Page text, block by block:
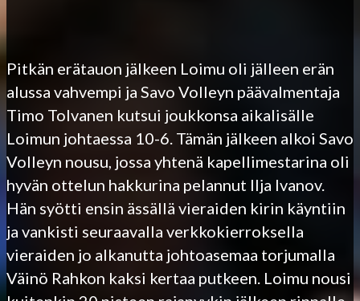
Pitkän erätauon jälkeen Loimu oli jälleen erän
alussa vahvempi ja Savo Volleyn päävalmentaja
Timo Tolvanen kutsui joukkonsa aikalisälle
Loimun johtaessa 10-6. Tämän jälkeen alkoi Savo
Volleyn nousu, jossa yhtenä kapellimestarina oli
hyvän ottelun hakkurina pelannut Ilja Ivanov.
Hän syötti ensin ässällä vieraiden kirin käyntiin
ja vankisti seuraavalla verkkokierroksella
vieraiden jo alkanutta johtoasemaa torjumalla
Väinö Rahkon kaksi kertaa putkeen. Loimu nousi